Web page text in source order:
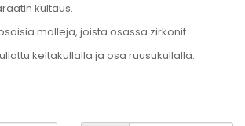
kultaus.
malleja, joista osassa zirkonit.
keltakullalla ja osa ruusukullalla.